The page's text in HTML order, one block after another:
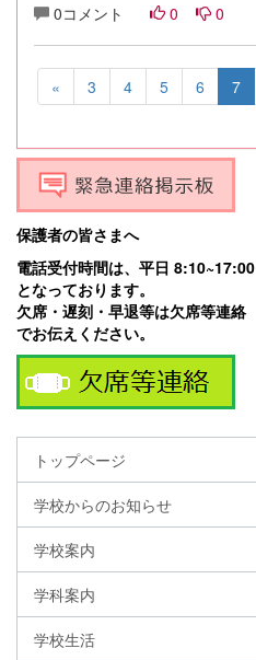
0コメント
0 0
« 3 4 5 6 7
保護者の皆さまへ
電話受付時間は、平日 8:10~17:00
となっております。
欠席・遅刻・早退等は欠席等連絡
でお伝えください。
トップページ
学校からのお知らせ
学校案内
学科案内
学校生活